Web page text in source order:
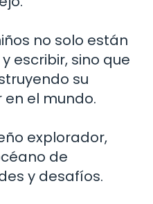
no solo están
escribir, sino que
su
el mundo.
explorador,
de
y desafíos.